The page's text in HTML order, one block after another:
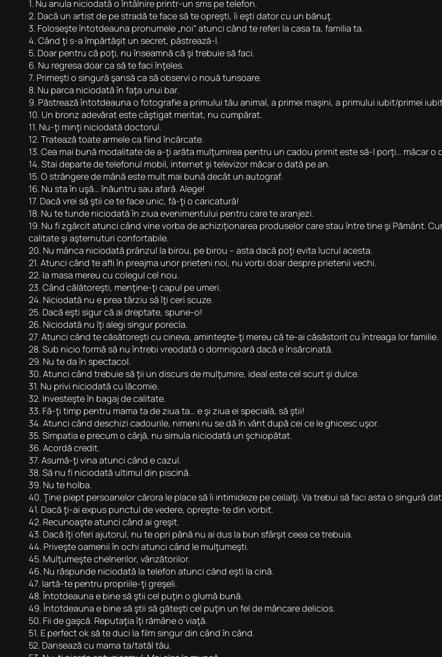
1. Nu anula niciodată o întâlnire printr-un sms pe telefon.
2. Dacă un artist de pe stradă te face să te opreşti, îi eşti dator cu un bănuţ.
3. Foloseşte întotdeauna pronumele „noi” atunci când te referi la casa ta, familia ta.
4. Când ţi s-a împărtăşit un secret, păstrează-l.
5. Doar pentru că poţi, nu înseamnă că şi trebuie să faci.
6. Nu regresa doar ca să te faci înţeles.
7. Primeşti o singură şansă ca să observi o nouă tunsoare.
8. Nu parca niciodată în faţa unui bar.
9. Păstrează întotdeauna o fotografie a primului tău animal, a primei maşini, a primului iubit/primei
10. Un bronz adevărat este câştigat meritat, nu cumpărat.
11. Nu-ţi minţi niciodată doctorul.
12. Tratează toate armele ca fiind încărcate.
13. Cea mai bună modalitate de a-ţi arăta mulţumirea pentru un cadou primit este să-l porţi… măcar o
14. Stai departe de telefonul mobil, internet şi televizor măcar o dată pe an.
15. O strângere de mână este mult mai bună decât un autograf.
16. Nu sta în uşă… înăuntru sau afară. Alege!
17. Dacă vrei să ştii ce te face unic, fă-ţi o caricatură!
18. Nu te tunde niciodată în ziua evenimentului pentru care te aranjezi.
19. Nu fi zgârcit atunci când vine vorba de achiziţionarea produselor care stau între tine şi Pământ.
calitate şi aşternuturi confortabile.
20. Nu mânca niciodată prânzul la birou, pe birou – asta dacă poţi evita lucrul acesta.
21. Atunci când te afli în preajma unor prieteni noi, nu vorbi doar despre prietenii vechi.
22. Ia masa mereu cu colegul cel nou.
23. Când călătoreşti, menţine-ţi capul pe umeri.
24. Niciodată nu e prea târziu să îţi ceri scuze.
25. Dacă eşti sigur că ai dreptate, spune-o!
26. Niciodată nu îţi alegi singur porecla.
27. Atunci când te căsătoreşti cu cineva, aminteşte-ţi mereu că te-ai căsăstorit cu întreaga lor familie.
28. Sub nicio formă să nu întrebi vreodată o domnişoară dacă e însărcinată.
29. Nu te da în spectacol.
30. Atunci când trebuie să ţii un discurs de mulţumire, ideal este cel scurt şi dulce.
31. Nu privi niciodată cu lăcomie.
32. Investeşte în bagaj de calitate.
33. Fă-ţi timp pentru mama ta de ziua ta… e şi ziua ei specială, să ştii!
34. Atunci când deschizi cadourile, nimeni nu se dă în vânt după cei ce le ghicesc uşor.
35. Simpatia e precum o cârjă, nu simula niciodată un şchiopătat.
36. Acordă credit.
37. Asumă-ţi vina atunci când e cazul.
38. Să nu fi niciodată ultimul din piscină.
39. Nu te holba.
40. Ţine piept persoanelor cărora le place să îi intimideze pe ceilalţi. Va trebui să faci asta o singură
41. Dacă ţi-ai expus punctul de vedere, opreşte-te din vorbit.
42. Recunoaşte atunci când ai greşit.
43. Dacă îţi oferi ajutorul, nu te opri până nu ai dus la bun sfârşit ceea ce trebuia.
44. Priveşte oamenii în ochi atunci când le mulţumeşti.
45. Mulţumeşte chelnerilor, vânzătorilor.
46. Nu răspunde niciodată la telefon atunci când eşti la cină.
47. Iartă-te pentru propriile-ţi greşeli.
48. Întotdeauna e bine să ştii cel puţin o glumă bună.
49. Întotdeauna e bine să ştii să găteşti cel puţin un fel de mâncare delicios.
50. Fii de gaşcă. Reputaţia îţi rămâne o viaţă.
51. E perfect ok să te duci la film singur din când în când.
52. Dansează cu mama ta/tatăl tău.